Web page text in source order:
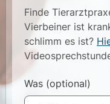
Finde
Vierbeiner ist
schlimm es ist?
Was (optional)